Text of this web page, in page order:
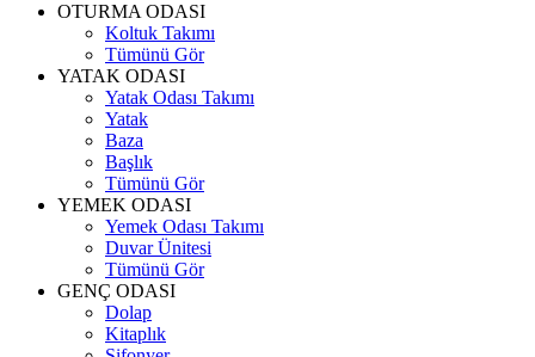
OTURMA ODASI
Koltuk Takımı
Tümünü Gör
YATAK ODASI
Yatak Odası Takımı
Yatak
Baza
Başlık
Tümünü Gör
YEMEK ODASI
Yemek Odası Takımı
Duvar Ünitesi
Tümünü Gör
GENÇ ODASI
Dolap
Kitaplık